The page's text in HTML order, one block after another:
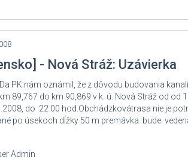
- Nová Stráž: Uzávierka
PK nám oznámil, že z dôvodu budovania
89,767 do km 90,869 v k. ú. Nová Stráž od od
do 22 00 hod.Obchádzkovátrasa nie je
po úsekoch dĺžky 50 m premávka bude
Admin